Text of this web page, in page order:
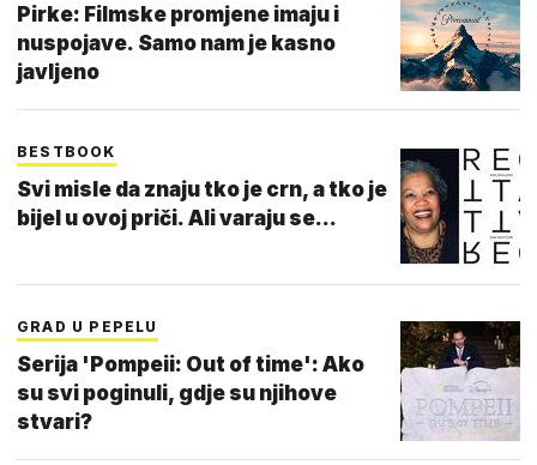
Pirke: Filmske promjene imaju i
nuspojave. Samo nam je kasno
javljeno
BESTBOOK
Svi misle da znaju tko je crn, a tko je
bijel u ovoj priči. Ali varaju se...
GRAD U PEPELU
Serija 'Pompeii: Out of time': Ako
su svi poginuli, gdje su njihove
stvari?